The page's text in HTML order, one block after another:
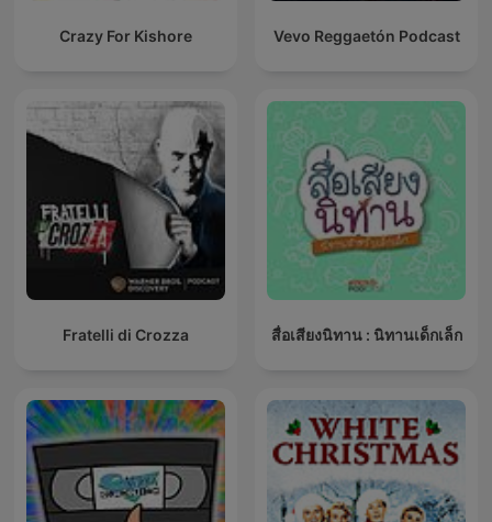
Crazy For Kishore Vevo Reggaetón Podcast
Fratelli di Crozza สื่อเสียงนิทาน : นิทานเด็กเล็ก